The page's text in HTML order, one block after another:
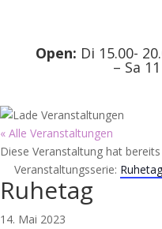
Open: Di 15.00-
– Sa
« Alle Veranstaltungen
Diese Veranstaltung hat
Veranstaltungsserie: Ruhetag
Ruhetag
14. Mai 2023